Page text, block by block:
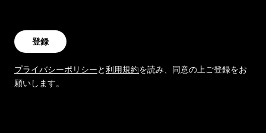
登録
プライバシーポリシーと利用規約を読み、同意の上ご登録をお
願いします。